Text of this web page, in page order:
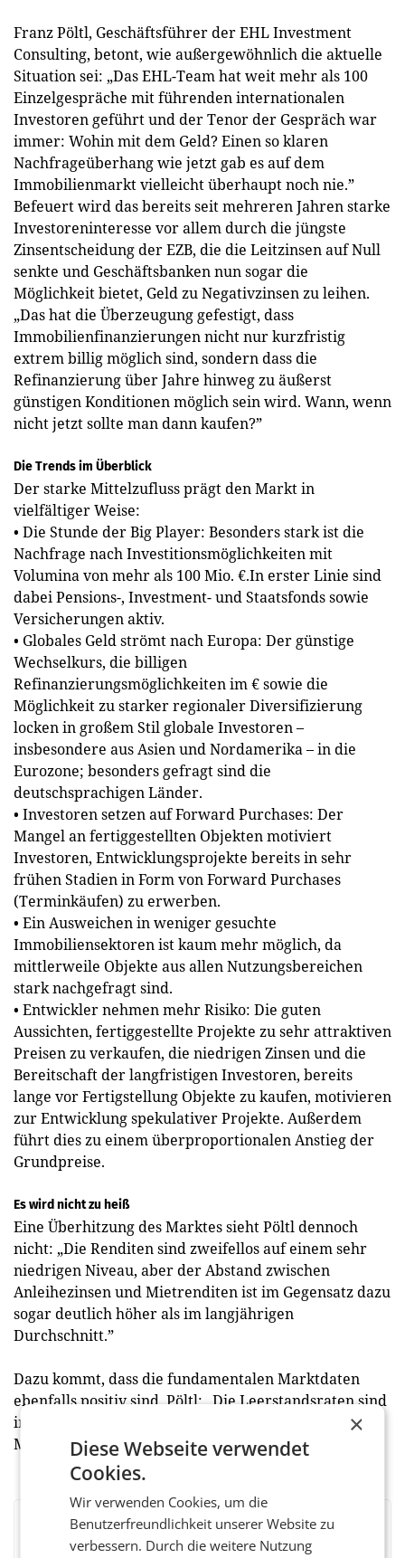
Franz Pöltl, Geschäftsführer der EHL Investment
Consulting, betont, wie außergewöhnlich die aktuelle
Situation sei: „Das EHL-Team hat weit mehr als 100
Einzelgespräche mit führenden internationalen
Investoren geführt und der Tenor der Gespräch war
immer: Wohin mit dem Geld? Einen so klaren
Nachfrageüberhang wie jetzt gab es auf dem
Immobilienmarkt vielleicht überhaupt noch nie.”
Befeuert wird das bereits seit mehreren Jahren starke
Investoreninteresse vor allem durch die jüngste
Zinsentscheidung der EZB, die die Leitzinsen auf Null
senkte und Geschäftsbanken nun sogar die
Möglichkeit bietet, Geld zu Negativzinsen zu leihen.
„Das hat die Überzeugung gefestigt, dass
Immobilienfinanzierungen nicht nur kurzfristig
extrem billig möglich sind, sondern dass die
Refinanzierung über Jahre hinweg zu äußerst
günstigen Konditionen möglich sein wird. Wann, wenn
nicht jetzt sollte man dann kaufen?”
Die Trends im Überblick
Der starke Mittelzufluss prägt den Markt in
vielfältiger Weise:
• Die Stunde der Big Player: Besonders stark ist die
Nachfrage nach Investitionsmöglichkeiten mit
Volumina von mehr als 100 Mio. €.In erster Linie sind
dabei Pensions-, Investment- und Staatsfonds sowie
Versicherungen aktiv.
• Globales Geld strömt nach Europa: Der günstige
Wechselkurs, die billigen
Refinanzierungsmöglichkeiten im € sowie die
Möglichkeit zu starker regionaler Diversifizierung
locken in großem Stil globale Investoren –
insbesondere aus Asien und Nordamerika – in die
Eurozone; besonders gefragt sind die
deutschsprachigen Länder.
• Investoren setzen auf Forward Purchases: Der
Mangel an fertiggestellten Objekten motiviert
Investoren, Entwicklungsprojekte bereits in sehr
frühen Stadien in Form von Forward Purchases
(Terminkäufen) zu erwerben.
• Ein Ausweichen in weniger gesuchte
Immobiliensektoren ist kaum mehr möglich, da
mittlerweile Objekte aus allen Nutzungsbereichen
stark nachgefragt sind.
• Entwickler nehmen mehr Risiko: Die guten
Aussichten, fertig­gestellte Projekte zu sehr attraktiven
Preisen zu verkaufen, die niedrigen Zinsen und die
Bereitschaft der langfristigen Investoren, bereits
lange vor Fertigstellung Objekte zu kaufen, motivieren
zur Entwicklung spekulativer Projekte. Außerdem
führt dies zu einem überproportionalen Anstieg der
Grundpreise.
Es wird nicht zu heiß
Eine Überhitzung des Marktes sieht Pöltl dennoch
nicht: „Die Renditen sind zweifellos auf einem sehr
niedrigen Niveau, aber der Abstand zwischen
Anleihezinsen und Mietrenditen ist im Gegensatz dazu
sogar deutlich höher als im langjährigen
Durchschnitt.”
Dazu kommt, dass die fundamentalen Marktdaten
ebenfalls positiv sind. Pöltl: „Die Leerstands­raten sind
in den meisten Märkten niedrig, und das aktuelle
Mieten­niveau erscheint zumindest gut abgesichert.”
BEWERTEN SIE DIESEN ARTIKEL
×
Diese Webseite verwendet
Cookies.
Wir verwenden Cookies, um die
Benutzerfreundlichkeit unserer Website zu
verbessern. Durch die weitere Nutzung